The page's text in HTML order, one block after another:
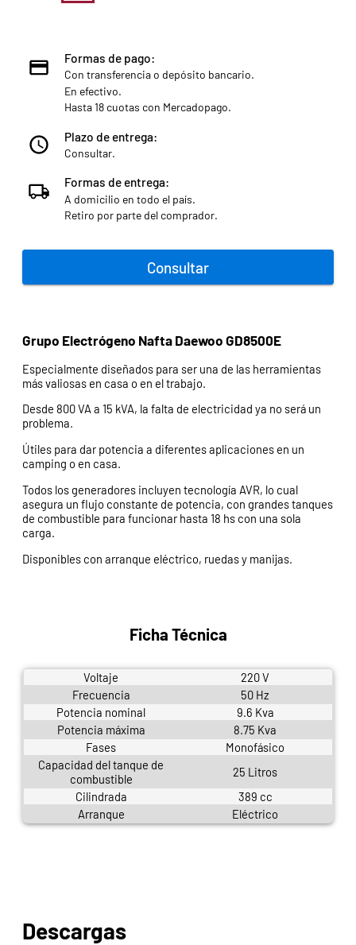
Formas de pago:
Con transferencia o depósito bancario.
En efectivo.
Hasta 18 cuotas con Mercadopago.
Plazo de entrega:
Consultar.
Formas de entrega:
A domicilio en todo el país.
Retiro por parte del comprador.
Consultar
Grupo Electrógeno Nafta Daewoo GD8500E
Especialmente diseñados para ser una de las herramientas
más valiosas en casa o en el trabajo.
Desde 800 VA a 15 kVA, la falta de electricidad ya no será un
problema.
Útiles para dar potencia a diferentes aplicaciones en un
camping o en casa.
Todos los generadores incluyen tecnología AVR, lo cual
asegura un flujo constante de potencia, con grandes tanques
de combustible para funcionar hasta 18 hs con una sola
carga.
Disponibles con arranque eléctrico, ruedas y manijas.
Ficha Técnica
Voltaje
220 V
Frecuencia
50 Hz
Potencia nominal
9.6 Kva
Potencia máxima
8.75 Kva
Fases
Monofásico
Capacidad del tanque de
combustible
25 Litros
Cilindrada
389 cc
Arranque
Eléctrico
Descargas